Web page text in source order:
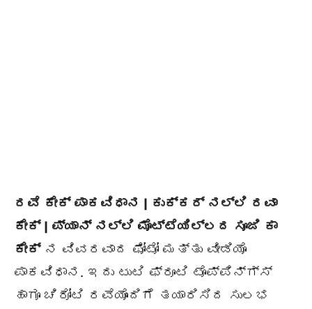
ರವೆ ಕೇಕ್ ಪಾಕವಿಧಾನ | ಕುಕ್ಕರ್ ನಲ್ಲಿ ರವಾ
ಕೇಕ್ | ಪ್ಯಾನ್ ನಲ್ಲಿ ಮೊಟ್ಟೆಯಿಲ್ಲದ ಸೂಜಿ ಕಾ
ಕೇಕ್ನ ವಿವರವಾದ ಫೋಟೋ ಮತ್ತು ವೀಡಿಯೊ
ಪಾಕವಿಧಾನ. ಇದು ಟುಟಿ ಫ್ರೂಟಿ ಟೊಪ್ಪಿನ್ಗ್ಸ್
ಹಾಗೂ ಚಿರೋಟಿ ರವೆಯೊಂದಿಗೆ ತಯಾರಿಸಿದ ಸುಲಭ